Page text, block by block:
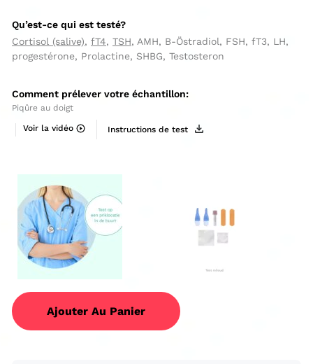
Qu’est-ce qui est testé?
Cortisol (salive), fT4, TSH, AMH, B-Östradiol, FSH, fT3, LH,
progestérone, Prolactine, SHBG, Testosteron
Comment prélever votre échantillon:
Piqûre au doigt
Voir la vidéo Instructions de test
Ajouter Au Panier